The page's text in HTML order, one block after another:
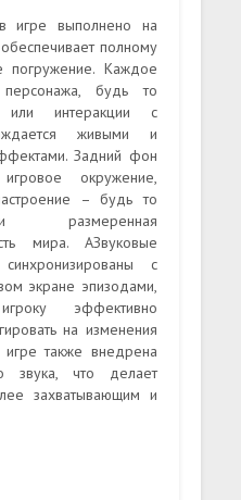
игре выполнено на
полному
погружение. Каждое
будь то
или интеракции с
живыми и
Задний фон
окружение,
– будь то
размеренная
мира. АЗвуковые
с
экране эпизодами,
эффективно
на изменения
также внедрена
звука, что делает
захватывающим и